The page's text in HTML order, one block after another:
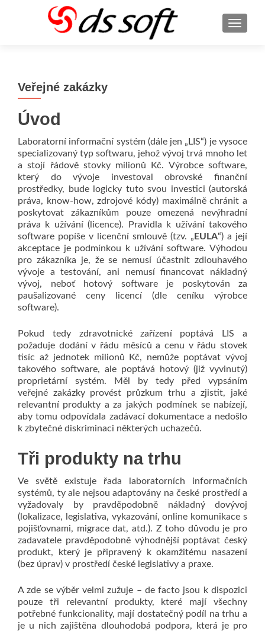
Veřejné zakázky
Úvod
Laboratorní informační systém (dále jen „LIS“) je vysoce
specializovaný typ softwaru, jehož vývoj trvá mnoho let
a stojí řádově stovky milionů Kč. Výrobce software,
který do vývoje investoval obrovské finanční
prostředky, bude logicky tuto svou investici (autorská
práva, know-how, zdrojové kódy) maximálně chránit a
poskytovat zákazníkům pouze omezená nevýhradní
práva k užívání (licence). Pravidla k užívání takového
software popíše v licenční smlouvě (tzv. „ EULA“) a její
akceptace je podmínkou k užívání software. Výhodou
pro zákazníka je, že se nemusí účastnit zdlouhavého
vývoje a testování, ani nemusí financovat nákladný
vývoj, neboť hotový software je poskytován za
paušalizované ceny licencí (dle ceníku výrobce
software).
Pokud tedy zdravotnické zařízení poptává LIS a
požaduje dodání v řádu měsíců a cenu v řádu stovek
tisíc až jednotek milionů Kč, nemůže poptávat vývoj
takového software, ale poptává hotový (již vyvinutý)
proprietární systém. Měl by tedy před vypsáním
veřejné zakázky provést průzkum trhu a zjistit, jaké
relevantní produkty a za jakých podmínek se nabízejí,
aby tomu odpovídala zadávací dokumentace a nedošlo
k zbytečné diskriminaci některých uchazečů.
Tři produkty na trhu
Ve světě existuje řada laboratorních informačních
systémů, ty ale nejsou adaptovány na české prostředí a
vyžadovaly by pravděpodobně nákladný dovývoj
(lokalizace, legislativa, vykazování, online komunikace s
pojišťovnami, migrace dat, atd.). Z toho důvodu je pro
zadavatele pravděpodobně výhodnější poptávat český
produkt, který je připravený k okamžitému nasazení
(bez úprav) v prostředí české legislativy a praxe.
A zde se výběr velmi zužuje – de facto jsou k dispozici
pouze tři relevantní produkty, které mají všechny
potřebné funkcionality, mají dostatečný podíl na trhu a
je u nich zajištěna dlouhodobá podpora, která je pro